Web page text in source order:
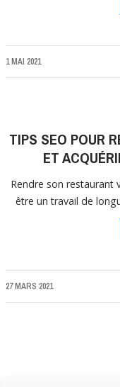
1 MAI 2021
TIPS SEO POUR
ET
Rendre son restaurant
être un travail de
27 MARS 2021